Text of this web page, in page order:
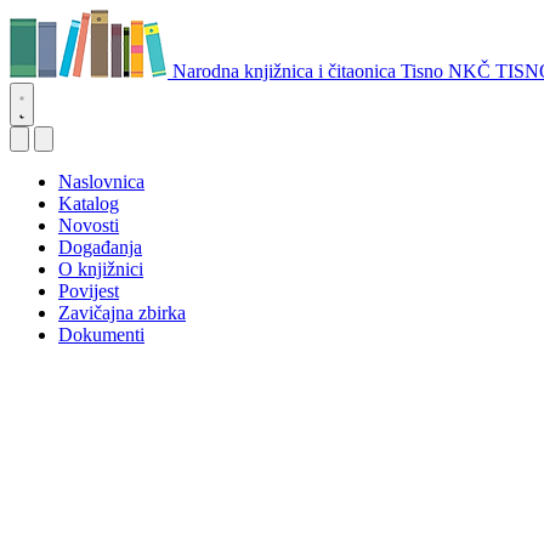
Narodna knjižnica i čitaonica Tisno NKČ
Naslovnica
Katalog
Novosti
Događanja
O knjižnici
Povijest
Zavičajna zbirka
Dokumenti